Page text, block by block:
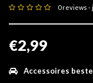
0 reviews -
€2,99
Accessoires